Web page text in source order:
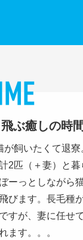
ぶ癒しの時
が飼いたくて退
2匹（＋妻）と
ーっとしながら
びます。長毛種
すが、妻に任せ
ます。。。